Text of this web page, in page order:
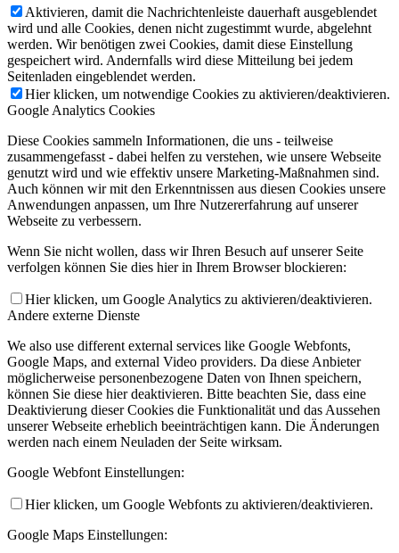
Aktivieren, damit die Nachrichtenleiste dauerhaft ausgeblendet
wird und alle Cookies, denen nicht zugestimmt wurde, abgelehnt
werden. Wir benötigen zwei Cookies, damit diese Einstellung
gespeichert wird. Andernfalls wird diese Mitteilung bei jedem
Seitenladen eingeblendet werden.
Hier klicken, um notwendige Cookies zu aktivieren/deaktivieren.
Google Analytics Cookies
Diese Cookies sammeln Informationen, die uns - teilweise
zusammengefasst - dabei helfen zu verstehen, wie unsere Webseite
genutzt wird und wie effektiv unsere Marketing-Maßnahmen sind.
Auch können wir mit den Erkenntnissen aus diesen Cookies unsere
Anwendungen anpassen, um Ihre Nutzererfahrung auf unserer
Webseite zu verbessern.
Wenn Sie nicht wollen, dass wir Ihren Besuch auf unserer Seite
verfolgen können Sie dies hier in Ihrem Browser blockieren:
Hier klicken, um Google Analytics zu aktivieren/deaktivieren.
Andere externe Dienste
We also use different external services like Google Webfonts,
Google Maps, and external Video providers. Da diese Anbieter
möglicherweise personenbezogene Daten von Ihnen speichern,
können Sie diese hier deaktivieren. Bitte beachten Sie, dass eine
Deaktivierung dieser Cookies die Funktionalität und das Aussehen
unserer Webseite erheblich beeinträchtigen kann. Die Änderungen
werden nach einem Neuladen der Seite wirksam.
Google Webfont Einstellungen:
Hier klicken, um Google Webfonts zu aktivieren/deaktivieren.
Google Maps Einstellungen: